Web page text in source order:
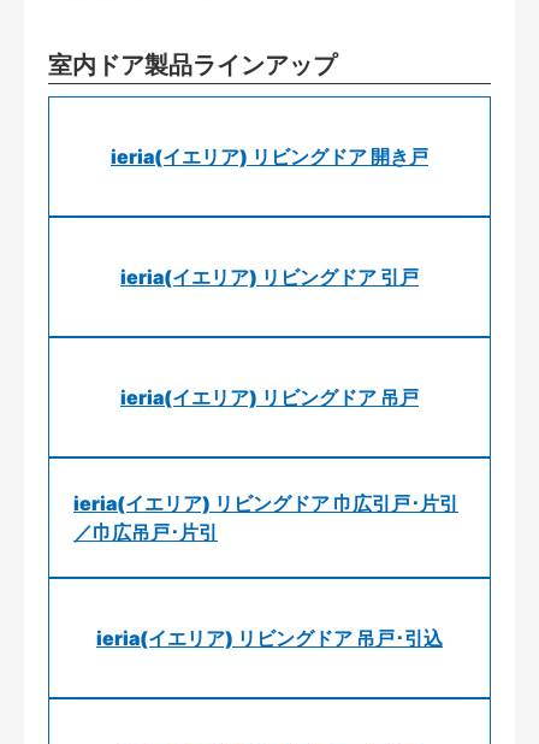
室内ドア製品ラインアップ
ieria(イエリア) リビングドア 開き戸
ieria(イエリア) リビングドア 引戸
ieria(イエリア) リビングドア 吊戸
ieria(イエリア) リビングドア 巾広引戸･片引
／巾広吊戸･片引
ieria(イエリア) リビングドア 吊戸･引込